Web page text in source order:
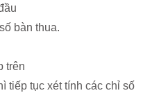
bàn thua.
trên
tiếp tục xét tính các chỉ số